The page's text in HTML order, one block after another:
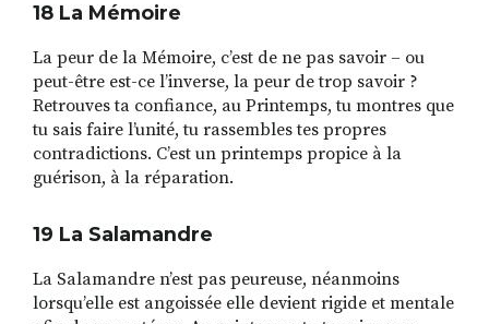
18 La Mémoire
La peur de la Mémoire, c’est de ne pas savoir – ou
peut-être est-ce l’inverse, la peur de trop savoir ?
Retrouves ta confiance, au Printemps, tu montres que
tu sais faire l’unité, tu rassembles tes propres
contradictions. C’est un printemps propice à la
guérison, à la réparation.
19 La Salamandre
La Salamandre n’est pas peureuse, néanmoins
lorsqu’elle est angoissée elle devient rigide et mentale